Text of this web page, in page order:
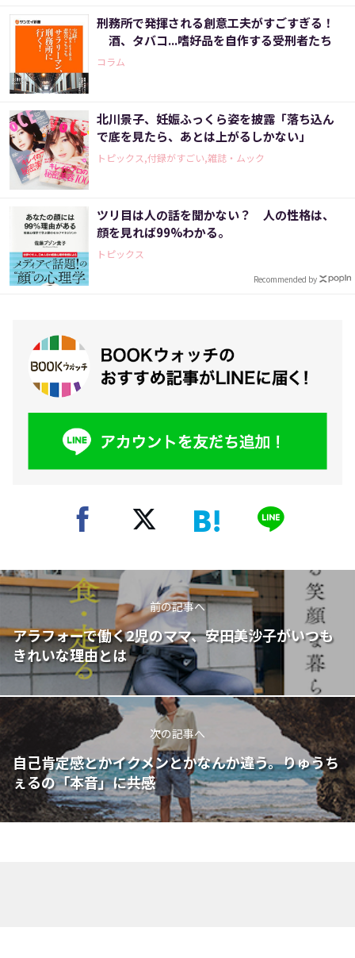
刑務所で発揮される創意工夫がすごすぎる！
酒、タバコ...嗜好品を自作する受刑者たち
コラム
北川景子、妊娠ふっくら姿を披露「落ち込ん
で底を見たら、あとは上がるしかない」
トピックス,付録がすごい,雑誌・ムック
ツリ目は人の話を聞かない？ 人の性格は、
顔を見れば99%わかる。
トピックス
Recommended by
前の記事へ
アラフォーで働く2児のママ、安田美沙子がいつも
きれいな理由とは
次の記事へ
自己肯定感とかイクメンとかなんか違う。りゅうち
ぇるの「本音」に共感